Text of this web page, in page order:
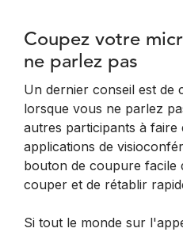
Coupez votre
ne parlez pas
Un dernier conseil est de
lorsque vous ne parlez
autres participants à faire
applications de
bouton de coupure facile
couper et de rétablir
Si tout le monde sur